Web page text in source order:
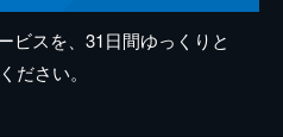
ビスを、31日間ゆっくりと
ださい。